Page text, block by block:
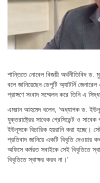
শান্তিতে নোবেল বিজয়ী অর্থনীতিবিদ ড.
বলে জানিয়েছেন ডেপুটি অ্যাটর্নি
প্রাঙ্গণে সংবাদ সম্মেলন করে তিনি এ
এমরান আহমেদ বলেন,‌ ‘অধ্যাপক ড.
যুক্তরাষ্ট্রের সাবেক প্রেসিডেন্ট ও সাবেক
ইউনূসকে বিচারিক হয়রানি করা হচ্ছে।
প্রতিবাদ জানিয়ে একটি বিবৃতি দেওয়ার
অফিসে কর্মরত সবাইকে সেই বিবৃতিতে
বিবৃতিতে স্বাক্ষর করব না।’